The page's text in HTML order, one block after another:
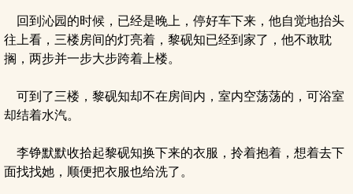
回到沁园的时候，已经是晚上，停好车下来，他自觉地抬头
往上看，三楼房间的灯亮着，黎砚知已经到家了，他不敢耽
搁，两步并一步大步跨着上楼。
可到了三楼，黎砚知却不在房间内，室内空荡荡的，可浴室
却结着水汽。
李铮默默收拾起黎砚知换下来的衣服，拎着抱着，想着去下
面找找她，顺便把衣服也给洗了。